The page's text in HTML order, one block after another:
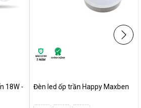
suất lắp đặt và ứng
Đông
có 3 mức công suất phổ biến
hết các mức công suất này đều ở
18W -
Đèn led ốp trần Happy Maxben